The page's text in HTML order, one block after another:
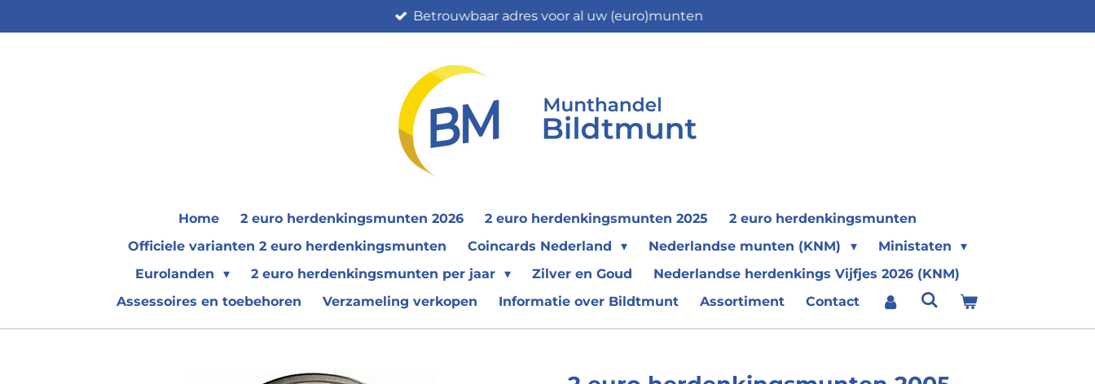
direct
Betrouwbaar adres voor al uw (euro)munten
Home 2 euro herdenkingsmunten 2026 2 euro herdenkingsmunten 2025
2 euro herdenkingsmunten
Officiele varianten 2 euro herdenkingsmunten
Coincards Nederland Nederlandse munten (KNM)
Ministaten
Eurolanden
2 euro herdenkingsmunten per jaar Zilver en Goud
Nederlandse herdenkings Vijfjes 2026 (KNM)
Assessoires en toebehoren
Verzameling verkopen Informatie over Bildtmunt Assortiment Contact